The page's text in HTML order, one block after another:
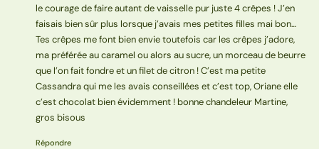
le courage de faire autant de vaisselle pur juste 4 crêpes ! J’en
faisais bien sûr plus lorsque j’avais mes petites filles mai bon…
Tes crêpes me font bien envie toutefois car les crêpes j’adore,
ma préférée au caramel ou alors au sucre, un morceau de beurre
que l’on fait fondre et un filet de citron ! C’est ma petite
Cassandra qui me les avais conseillées et c’est top, Oriane elle
c’est chocolat bien évidemment ! bonne chandeleur Martine,
gros bisous
Répondre